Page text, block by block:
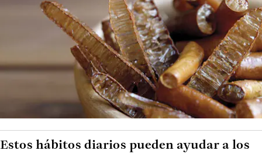
Estos hábitos diarios pueden ayudar a los